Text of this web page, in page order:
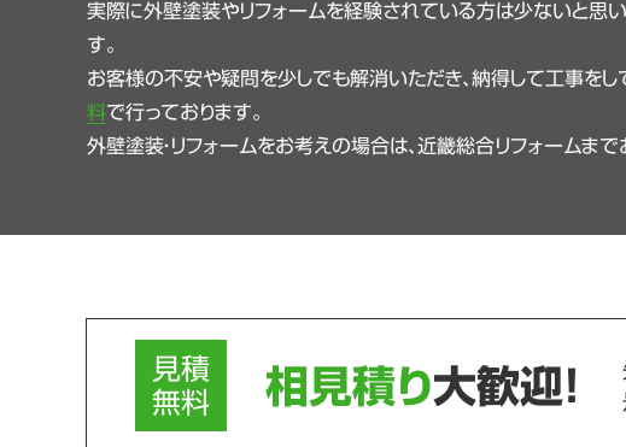
実際に外壁塗装やリフォームを経験されている方は少ないと思
す。
お客様の不安や疑問を少しでも解消いただき、納得して工事をし
料で行っております。
外壁塗装・リフォームをお考えの場合は、近畿総合リフォームまで
見積
無料
相見積り大歓迎！